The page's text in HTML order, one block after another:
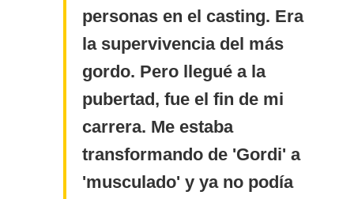
personas en el casting. Era
la supervivencia del más
gordo. Pero llegué a la
pubertad, fue el fin de mi
carrera. Me estaba
transformando de 'Gordi' a
'musculado' y ya no podía